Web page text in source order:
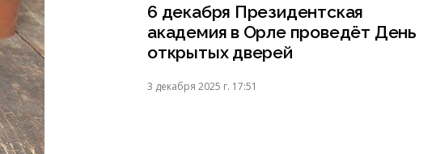
6 декабря Президентская
академия в Орле проведёт День
открытых дверей
3 декабря 2025 г. 17:51